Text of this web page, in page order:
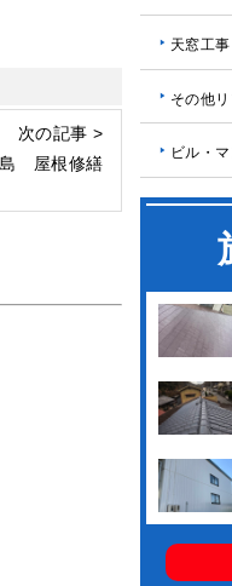
次の記事 >
屋根修繕
天窓工事
その他
ビル・